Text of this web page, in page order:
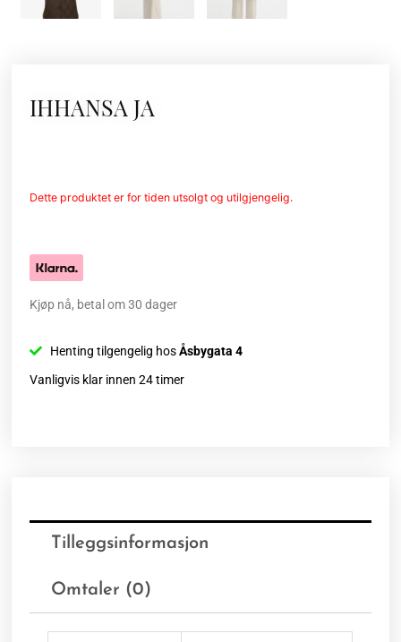
IHHANSA JA
Dette produktet er for tiden utsolgt og utilgjengelig.
Kjøp nå, betal om 30 dager
Henting tilgengelig hosÅsbygata 4
Vanligvis klar innen 24 timer
Tilleggsinformasjon
Omtaler (0)